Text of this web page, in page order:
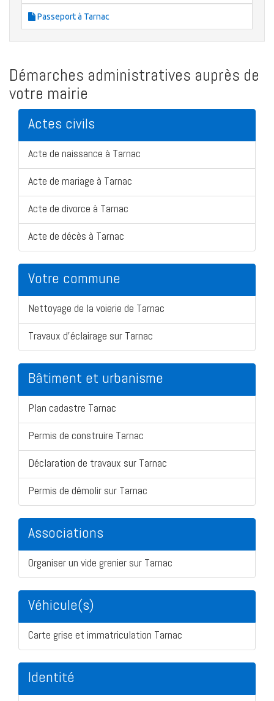
Passeport à Tarnac
Démarches administratives auprès de
votre mairie
Actes civils
Acte de naissance à Tarnac
Acte de mariage à Tarnac
Acte de divorce à Tarnac
Acte de décès à Tarnac
Votre commune
Nettoyage de la voierie de Tarnac
Travaux d'éclairage sur Tarnac
Bâtiment et urbanisme
Plan cadastre Tarnac
Permis de construire Tarnac
Déclaration de travaux sur Tarnac
Permis de démolir sur Tarnac
Associations
Organiser un vide grenier sur Tarnac
Véhicule(s)
Carte grise et immatriculation Tarnac
Identité